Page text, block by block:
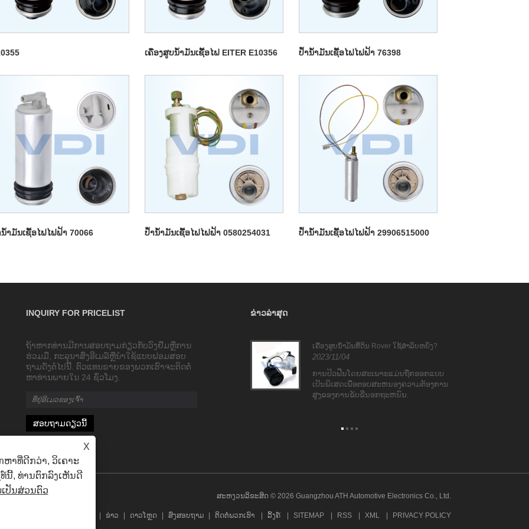
ເຄື່ອງສູບນໍ້າມັນເຊື້ອໄຟ EITER E10356 ປ້ໍານ້ໍາມັນເຊື້ອໄຟໄຟຟ້າ 76398
າມັນເຊື້ອໄຟໄຟຟ້າ 70066 ປ້ໍານ້ໍາມັນເຊື້ອໄຟໄຟຟ້າ 0580254031 ປ້ໍານ້ໍາມັນເຊື້ອໄຟໄຟຟ້າ 29906515000
INQUIRY FOR PRICELIST
ຖ້າ​ຫາກ​ທ່ານ​ມີ​ການ​ສອບ​ຖາມ​ກ່ຽວ​ກັບ​ວົງ​ຢືມ​ຫຼື​ການ​
ຮ່ວມ​ມື​, ກະ​ລຸ​ນາ​ສົ່ງ​ອີ​ເມລ​໌​ຫຼື​ນໍາ​ໃຊ້​ແບບ​ຟອມ​ສອບ​
ຖາມ​ດັ່ງ​ຕໍ່​ໄປ​ນີ້​. ຕົວແທນຂາຍຂອງພວກເຮົາຈະຕິດຕໍ່
ຫາທ່ານພາຍໃນ 24 ຊົ່ວໂມງ.
ຂ່າວ​ລ່າ​ສຸດ
ຫຼັກການເຮັດວຽກຂອງປໍ້ານໍ້າມັນລົດຍົນ
2023/08/09
ການດູດແລະຄວາມກົດດັນຂອງປັ໊ມສີດນໍ້າມັນ
ແມ່ນສໍາເລັດໂດຍການເຄື່ອນໄຫວ
ເຄື່ອງສູບນ້ໍາມັນທີ່ດິນ Rover ໃຊ້ສໍາລັບຫຍັງ?
2023/11/04
ການປິວຟືນໂດຍສະເພາະແມ່ນຖືກອອກແບບ
ເປັນພິເສດເພື່ອຕອບສະຫນອງຄວາມຕ້ອງການ
ສູງຂອງການຂັບຂີ່ນອກຖະຫນົນ.
ສະຫງວນລິຂະສິດ © 2026 Guangzhou ATH Automotive Electronics Co., Ltd.
ຂ່າວ ດາວໂຫຼດ ສົ່ງສອບຖາມ ຕິດຕໍ່ພວກເຮົາ ລິ້ງຄ໌ SITEMAP RSS XML PRIVACY POLICY
X
ຫາທີ່ດີກວ່າ, ວິເຄາະ
ນີ້, ທ່ານຕົກລົງເຫັນດີ
ປັນສ່ວນຕົວ